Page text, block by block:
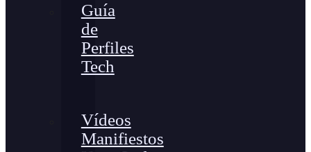
Guía
de
Perfiles
Tech
Vídeos
Manifiestos